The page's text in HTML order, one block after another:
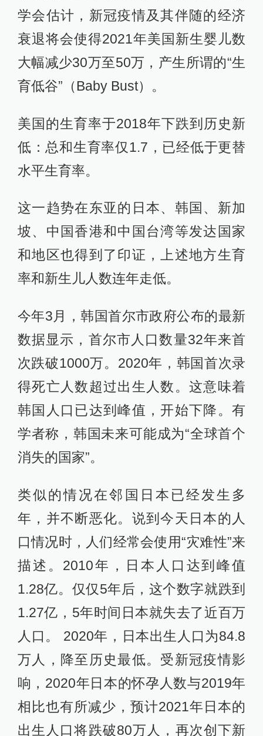
学会估计，新冠疫情及其伴随的经济
衰退将会使得2021年美国新生婴儿数
大幅减少30万至50万，产生所谓的“生
育低谷”（Baby Bust）。
美国的生育率于2018年下跌到历史新
低：总和生育率仅1.7，已经低于更替
水平生育率。
这一趋势在东亚的日本、韩国、新加
坡、中国香港和中国台湾等发达国家
和地区也得到了印证，上述地方生育
率和新生儿人数连年走低。
今年3月，韩国首尔市政府公布的最新
数据显示，首尔市人口数量32年来首
次跌破1000万。2020年，韩国首次录
得死亡人数超过出生人数。这意味着
韩国人口已达到峰值，开始下降。有
学者称，韩国未来可能成为“全球首个
消失的国家”。
类似的情况在邻国日本已经发生多
年，并不断恶化。说到今天日本的人
口情况时，人们经常会使用“灾难性”来
描述。2010年，日本人口达到峰值
1.28亿。仅仅5年后，这个数字就跌到
1.27亿，5年时间日本就失去了近百万
人口。 2020年，日本出生人口为84.8
万人，降至历史最低。受新冠疫情影
响，2020年日本的怀孕人数与2019年
相比也有所减少，预计2021年日本的
出生人口将跌破80万人，再次创下新